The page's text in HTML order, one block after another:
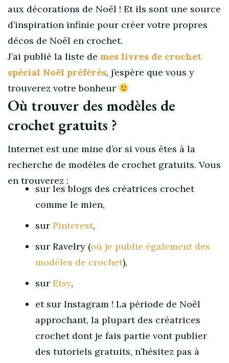
aux décorations de Noël ! Et ils sont une source
d’inspiration infinie pour créer votre propres
décos de Noël en crochet.
J’ai publié la liste de mes livres de crochet
spécial Noël préférés, j’espère que vous y
trouverez votre bonheur
Où trouver des modèles de
crochet gratuits ?
Internet est une mine d’or si vous êtes à la
recherche de modèles de crochet gratuits. Vous
en trouverez :
sur les blogs des créatrices crochet
comme le mien,
sur Pinterest,
sur Ravelry (où je publie également des
modèles de crochet),
sur Etsy,
et sur Instagram ! La période de Noël
approchant, la plupart des créatrices
crochet dont je fais partie vont publier
des tutoriels gratuits, n’hésitez pas à